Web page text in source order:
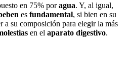
en 75% poragua. Y, al igual,
es fundamental, si bien en su
a su composición para elegir la más
en el aparato digestivo.